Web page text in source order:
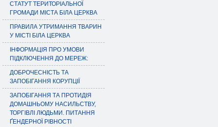
СТАТУТ ТЕРИТОРІАЛЬНОЇ
ГРОМАДИ МІСТА БІЛА ЦЕРКВА
ПРАВИЛА УТРИМАННЯ ТВАРИН
У МІСТІ БІЛА ЦЕРКВА
ІНФОРМАЦІЯ ПРО УМОВИ
ПІДКЛЮЧЕННЯ ДО МЕРЕЖ:
ДОБРОЧЕСНІСТЬ ТА
ЗАПОБІГАННЯ КОРУПЦІЇ
ЗАПОБІГАННЯ ТА ПРОТИДІЯ
ДОМАШНЬОМУ НАСИЛЬСТВУ,
ТОРГІВЛІ ЛЮДЬМИ. ПИТАННЯ
ҐЕНДЕРНОЇ РІВНОСТІ